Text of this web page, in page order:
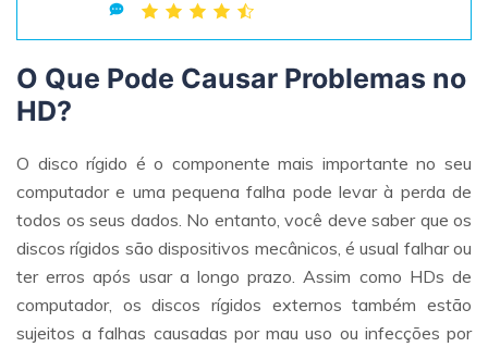
Repairit - Reparar Dados
UBackit - Backup de Dados
O Que Pode Causar Problemas no
HD?
O disco rígido é o componente mais importante no seu
computador e uma pequena falha pode levar à perda de
todos os seus dados. No entanto, você deve saber que os
discos rígidos são dispositivos mecânicos, é usual falhar ou
ter erros após usar a longo prazo. Assim como HDs de
computador, os discos rígidos externos também estão
sujeitos a falhas causadas por mau uso ou infecções por